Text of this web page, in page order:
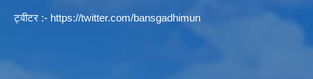
ट्वीटर :- https://twitter.com/bansgadhimun